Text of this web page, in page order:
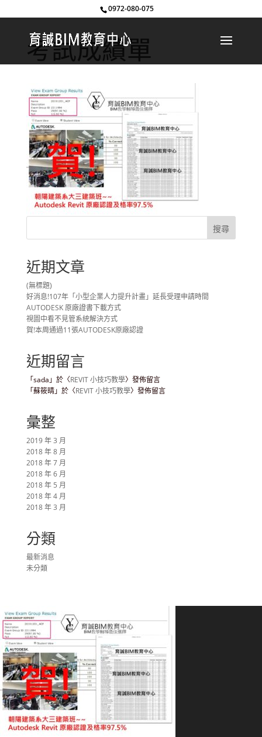
0972-080-075
考試成績單
近期文章
(無標題)
好消息!107年「小型企業人力提升計畫」延長受理申請時間
AUTODESK 原廠證書下載方式
視圖中看不見管系統解決方式
賀!本周通過11張AUTODESK原廠認證
近期留言
「sada 」於〈REVIT 小技巧教學〉發佈留言
「蘇筱晴」於〈REVIT 小技巧教學〉發佈留言
彙整
2019 年 3 月
2018 年 8 月
2018 年 7 月
2018 年 6 月
2018 年 5 月
2018 年 4 月
2018 年 3 月
分類
最新消息
未分類